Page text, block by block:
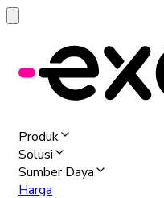
Produk
Solusi
Sumber Daya
Harga